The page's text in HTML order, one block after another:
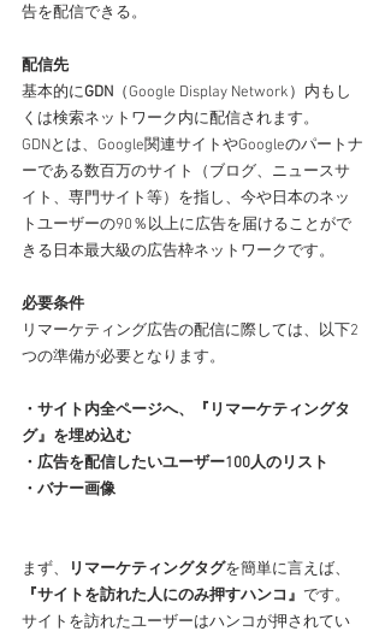
告を配信できる。
配信先
基本的にGDN （Google Display Network）内もし
くは検索ネットワーク内に配信されます。
GDNとは、Google関連サイトやGoogleのパートナ
ーである数百万のサイト（ブログ、ニュースサ
イト、専門サイト等）を指し、今や日本のネッ
トユーザーの90％以上に広告を届けることがで
きる日本最大級の広告枠ネットワークです。
必要条件
リマーケティング広告の配信に際しては、以下2
つの準備が必要となります。
・サイト内全ページへ、『リマーケティングタ
グ』を埋め込む
・広告を配信したいユーザー100人のリスト
・バナー画像
まず、 リマーケティングタグを簡単に言えば、
『サイトを訪れた人にのみ押すハンコ』 です。
サイトを訪れたユーザーはハンコが押されてい